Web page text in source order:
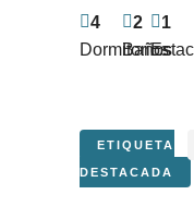
Dormitorios
4
Baños
2
1
ETIQUETA
DESTACADA